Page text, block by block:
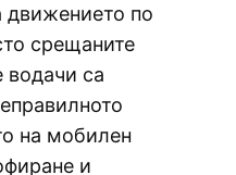
движението по
срещаните
водачи са
на мобилен
и